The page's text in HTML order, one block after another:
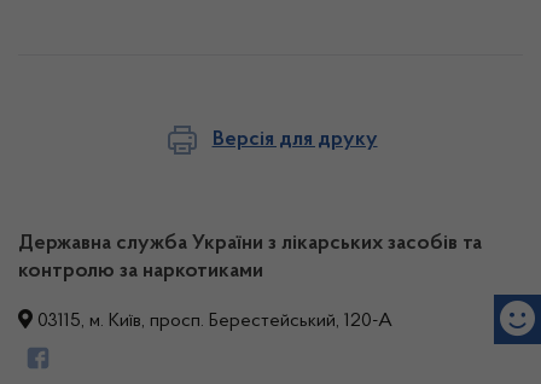
Версія для друку
Державна служба України з лікарських засобів та
контролю за наркотиками
03115, м. Київ, просп. Берестейський, 120-А